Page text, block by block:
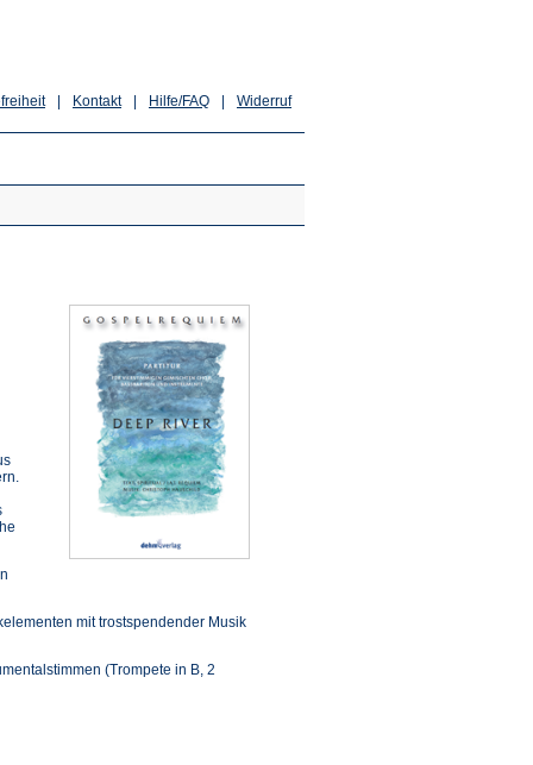
Widerruf
Hilfe/FAQ
Kontakt
mit trostspendender Musik
(Trompete in B, 2